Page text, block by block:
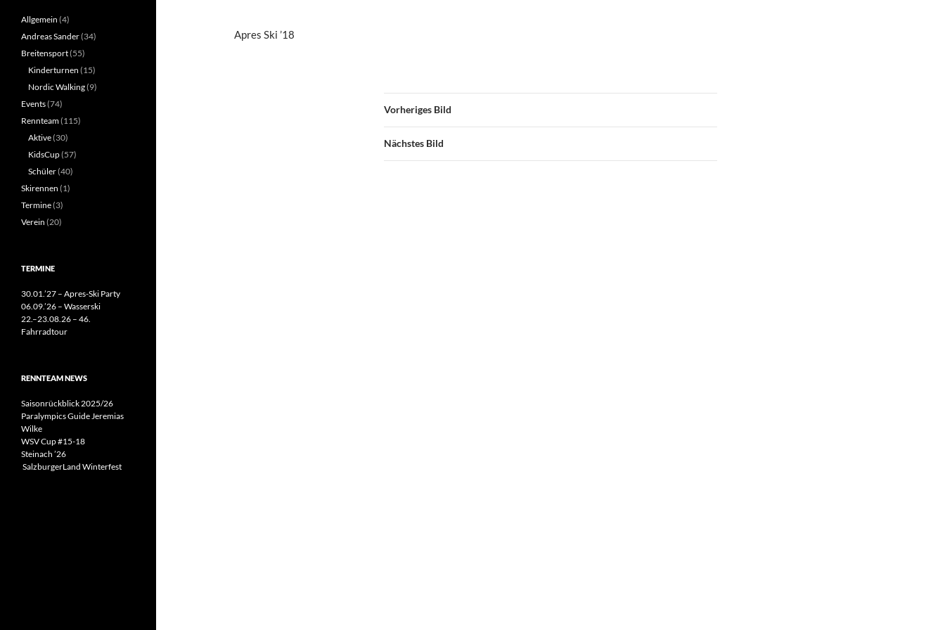
Apres Ski ’18
Vorheriges Bild
Nächstes Bild
Allgemein (4)
Andreas Sander(34)
Breitensport(55)
Kinderturnen (15)
Nordic Walking(9)
Events(74)
Rennteam(115)
Aktive(30)
KidsCup(57)
Schüler(40)
Skirennen (1)
Termine(3)
Verein (20)
TERMINE
30.01.’27 – Apres-Ski Party
06.09.’26 – Wasserski
22.–23.08.26 – 46.
Fahrradtour
RENNTEAM NEWS
Saisonrückblick 2025/26
Paralympics Guide Jeremias
Wilke
WSV Cup #15-18
Steinach ’26
SalzburgerLand Winterfest